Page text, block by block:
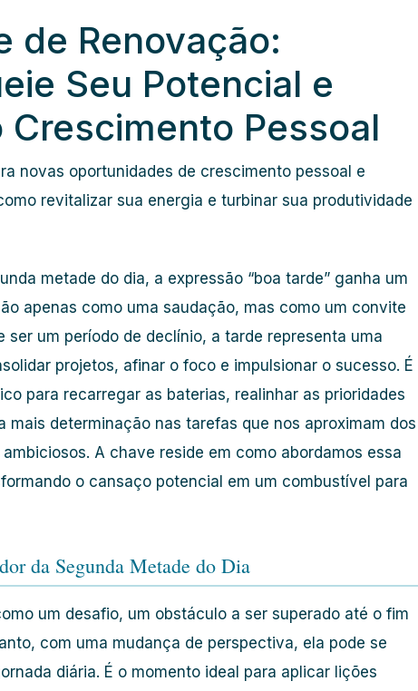
de Renovação:
Seu Potencial e
Crescimento Pessoal
novas oportunidades de crescimento pessoal e
revitalizar sua energia e turbinar sua produtividade
metade do dia, a expressão “boa tarde” ganha um
apenas como uma saudação, mas como um convite
ser um período de declínio, a tarde representa uma
projetos, afinar o foco e impulsionar o sucesso. É
para recarregar as baterias, realinhar as prioridades
mais determinação nas tarefas que nos aproximam dos
A chave reside em como abordamos essa
o cansaço potencial em um combustível para
da Segunda Metade do Dia
um desafio, um obstáculo a ser superado até o fim
com uma mudança de perspectiva, ela pode se
diária. É o momento ideal para aplicar lições